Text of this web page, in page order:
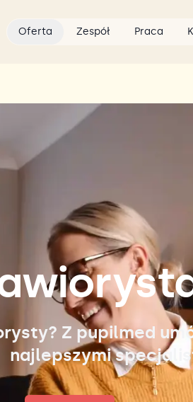
Oferta Zespół Praca
Z pupilmed
najlepszymi